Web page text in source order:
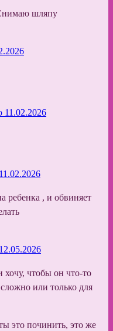
шляпу
11.02.2026
, и обвиняет
хочу, чтобы он что-то
или только для
это починить, это же